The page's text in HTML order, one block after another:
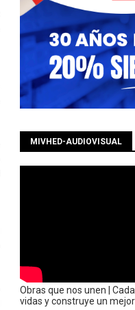
MIVHED-AUDIOVISUAL
Obras que nos unen |
vidas y construye un